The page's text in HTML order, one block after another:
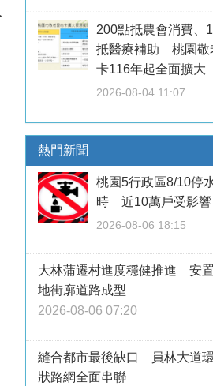
200點抵農會消費、
抵醫療補助 桃園敬
卡116年起全面擴大
2026-08-04 11:07
熱門新聞
桃園5行政區8/10停
時 近10萬戶受影響
2026-08-06 18:15
大林蒲遷村進度穩健推進 安置
地街廓道路成型
2026-08-06 07:20
縫合都市最後缺口 員林大道環
狀路網全面串聯